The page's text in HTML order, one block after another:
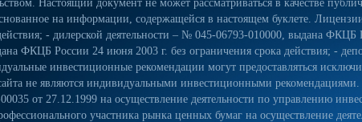
Настоящий документ не может рассматриваться в качестве
на информации, содержащейся в настоящем буклете.
- дилерской деятельности – № 045-06793-010000, выдана
ФКЦБ России 24 июня 2003 г. без ограничения срока действия; -
инвестиционные рекомендации могут предоставляться
сайта не являются индивидуальными инвестиционными
от 27.12.1999 на осуществление деятельности по управлению
участника рынка ценных бумаг на осуществление